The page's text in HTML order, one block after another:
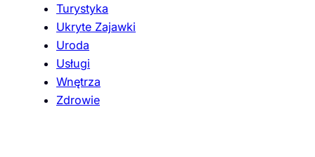
Turystyka
Ukryte Zajawki
Uroda
Usługi
Wnętrza
Zdrowie